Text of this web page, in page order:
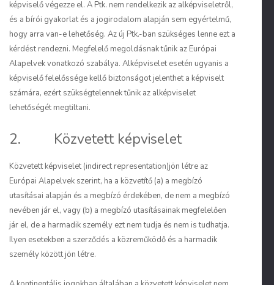
képviselő végezze el. A Ptk. nem rendelkezik az alképviseletről,
és a bírói gyakorlat és a jogirodalom alapján sem egyértelmű,
hogy arra van-e lehetőség. Az új Ptk.-ban szükséges lenne ezt a
kérdést rendezni. Megfelelő megoldásnak tűnik az Európai
Alapelvek vonatkozó szabálya. Alképviselet esetén ugyanis a
képviselő felelőssége kellő biztonságot jelenthet a képviselt
számára, ezért szükségtelennek tűnik az alképviselet
lehetőségét megtiltani.
2. Közvetett képviselet
Közvetett képviselet (indirect representation)jön létre az
Európai Alapelvek szerint, ha a közvetítő (a) a megbízó
utasításai alapján és a megbízó érdekében, de nem a megbízó
nevében jár el, vagy (b) a megbízó utasításainak megfelelően
jár el, de a harmadik személy ezt nem tudja és nem is tudhatja.
Ilyen esetekben a szerződés a közreműködő és a harmadik
személy között jön létre.